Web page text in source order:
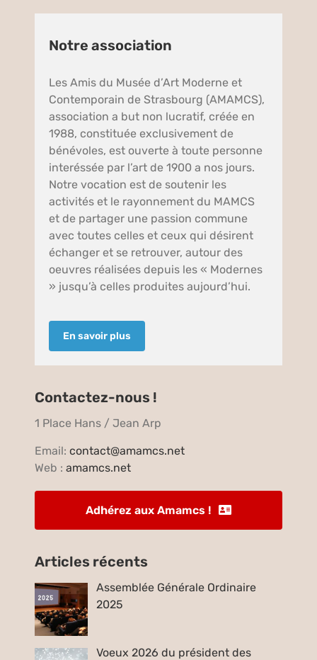
Notre association
Les Amis du Musée d’Art Moderne et
Contemporain de Strasbourg (AMAMCS),
association a but non lucratif, créée en
1988, constituée exclusivement de
bénévoles, est ouverte à toute personne
interéssée par l’art de 1900 a nos jours.
Notre vocation est de soutenir les
activités et le rayonnement du MAMCS
et de partager une passion commune
avec toutes celles et ceux qui désirent
échanger et se retrouver, autour des
oeuvres réalisées depuis les « Modernes
» jusqu’à celles produites aujourd’hui.
En savoir plus
Contactez-nous !
1 Place Hans / Jean Arp
Email:contact@amamcs.net
Web :amamcs.net
Adhérez aux Amamcs !
Articles récents
Assemblée Générale Ordinaire
2025
Voeux 2026 du président des